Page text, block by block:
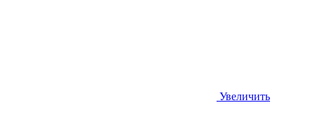
Увеличить